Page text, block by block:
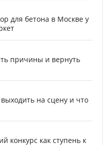
для бетона в Москве у
причины и вернуть
на сцену и что
конкурс как ступень к